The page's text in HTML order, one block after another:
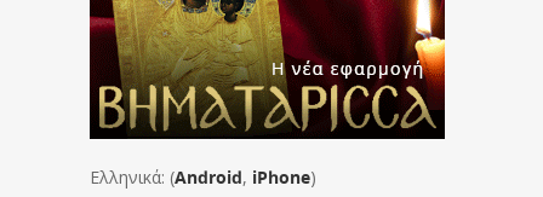
Ελληνικά: (Android, iPhone)